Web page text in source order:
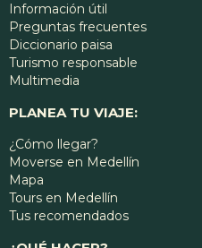
Información útil
Preguntas frecuentes
Diccionario paisa
Turismo responsable
Multimedia
PLANEA TU VIAJE:
¿Cómo llegar?
Moverse en Medellín
Mapa
Tours en Medellín
Tus recomendados